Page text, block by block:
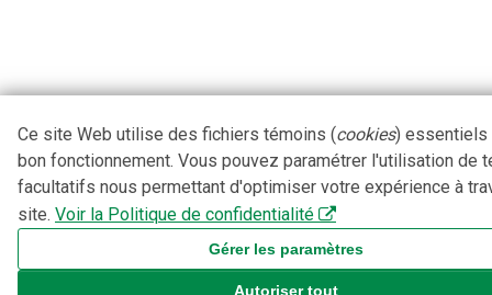
Ce site Web utilise des fichiers témoins (cookies) essentiels
bon fonctionnement. Vous pouvez paramétrer l'utilisation de
facultatifs nous permettant d'optimiser votre expérience à
site. Voir la Politique de confidentialité
Gérer les paramètres
Autoriser tout